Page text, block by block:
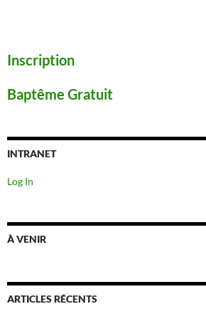
Inscription
Baptême Gratuit
INTRANET
Log In
À VENIR
ARTICLES RÉCENTS